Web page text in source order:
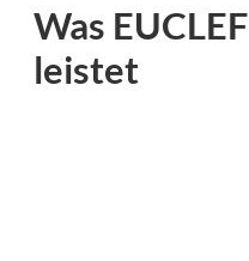
Was EUCLEF
leistet